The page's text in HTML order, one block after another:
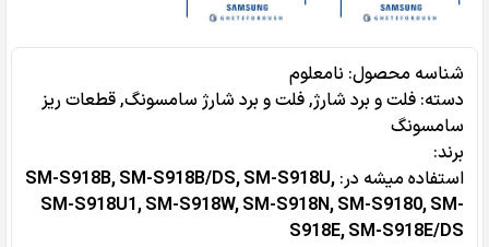
شناسه محصول: نامعلوم
دسته: فلت و برد شارژ,فلت و برد شارژ سامسونگ,قطعات ریز
سامسونگ
برند:
استفاده میشه در‌: SM-S918B, SM-S918B/DS, SM-S918U,
SM-S918U1, SM-S918W, SM-S918N, SM-S9180, SM-
S918E, SM-S918E/DS